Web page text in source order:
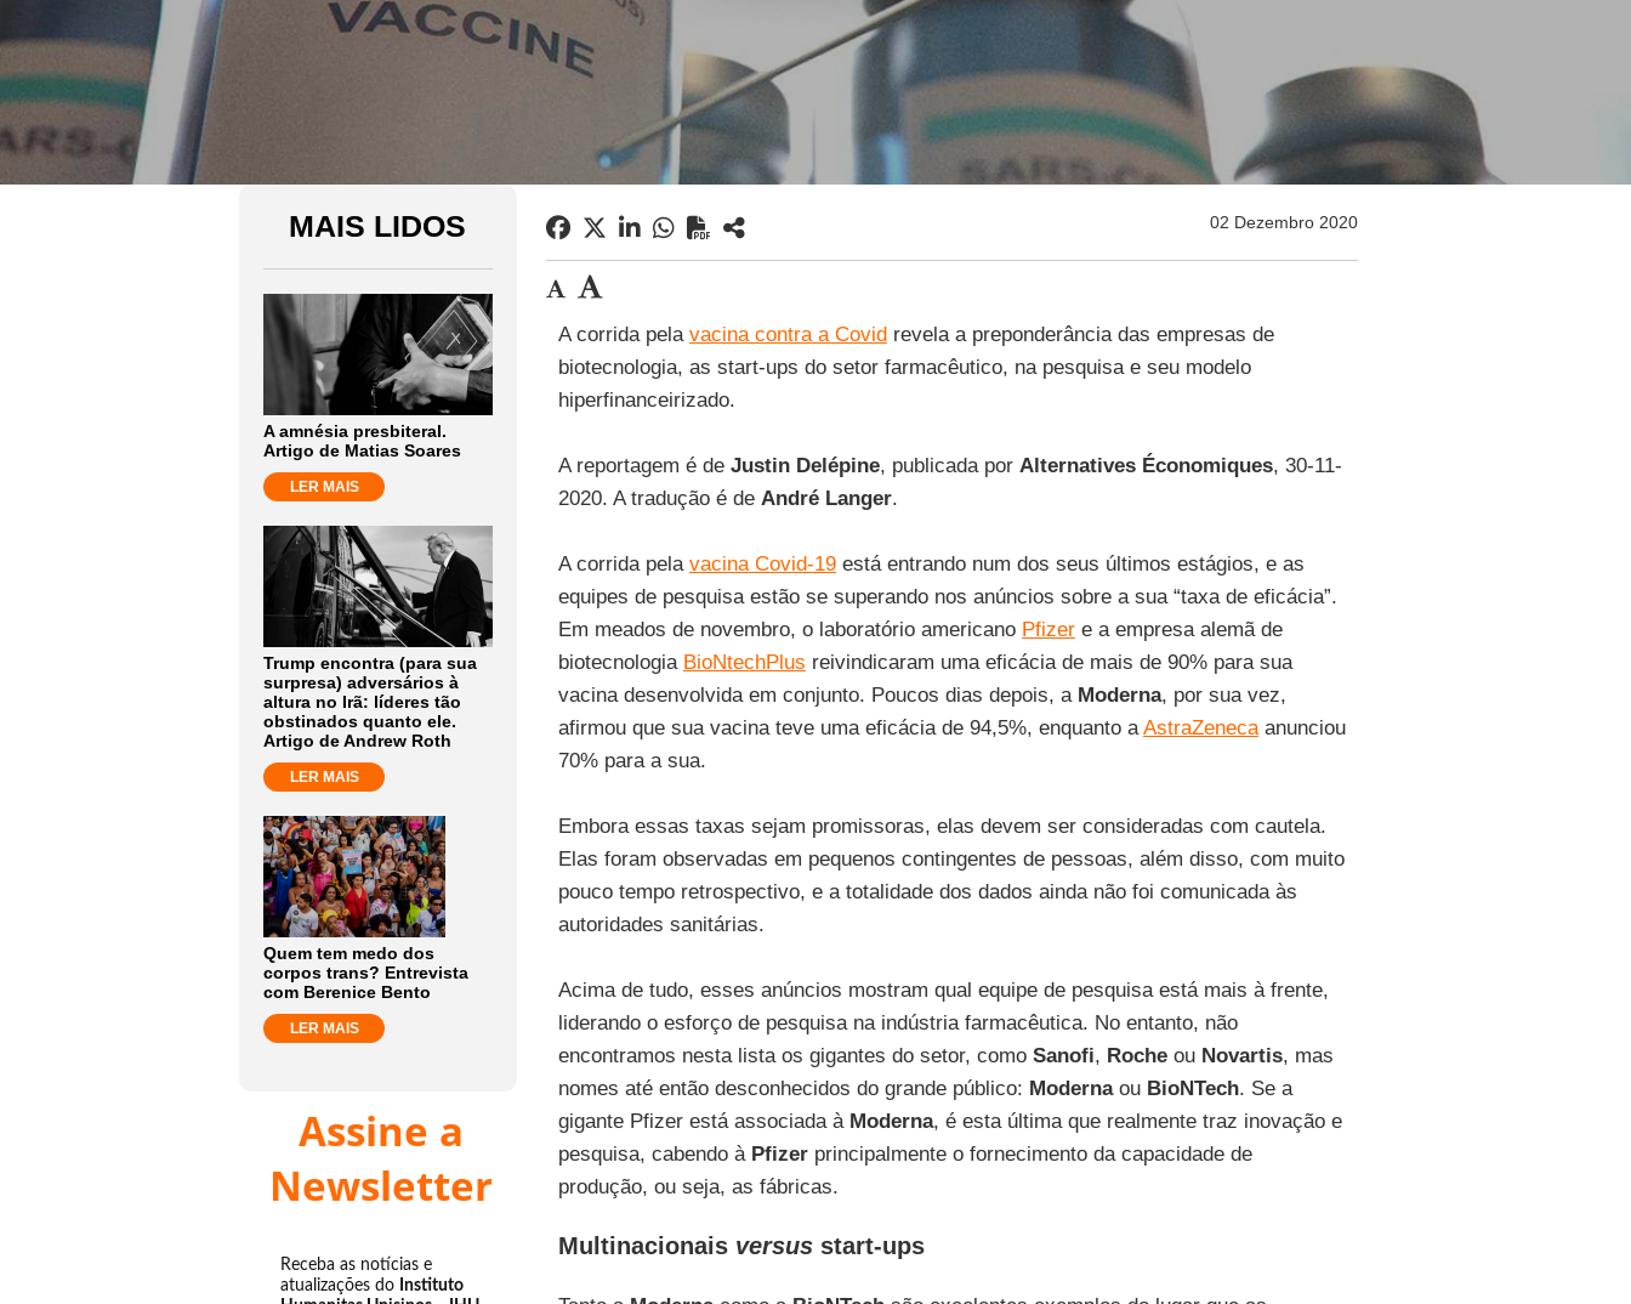
MAIS LIDOS
A amnésia presbiteral.
Artigo de Matias Soares
LER MAIS
Trump encontra (para sua
surpresa) adversários à
altura no Irã: líderes tão
obstinados quanto ele.
Artigo de Andrew Roth
LER MAIS
Quem tem medo dos
corpos trans? Entrevista
com Berenice Bento
LER MAIS
Assine a
Newsletter
Receba as notícias e
atualizações do Instituto
02 Dezembro 2020
A corrida pela vacina contra a Covidrevela a preponderância das empresas de
biotecnologia, as start-ups do setor farmacêutico, na pesquisa e seu modelo
hiperfinanceirizado.
A reportagem é de Justin Delépine, publicada por Alternatives Économiques, 30-11-
2020. A tradução é de André Langer.
A corrida pela vacina Covid-19está entrando num dos seus últimos estágios, e as
equipes de pesquisa estão se superando nos anúncios sobre a sua “taxa de eficácia”.
Em meados de novembro, o laboratório americano Pfizere a empresa alemã de
biotecnologia BioNtechPlus reivindicaram uma eficácia de mais de 90% para sua
vacina desenvolvida em conjunto. Poucos dias depois, a Moderna, por sua vez,
afirmou que sua vacina teve uma eficácia de 94,5%, enquanto aAstraZenecaanunciou
70% para a sua.
Embora essas taxas sejam promissoras, elas devem ser consideradas com cautela.
Elas foram observadas em pequenos contingentes de pessoas, além disso, com muito
pouco tempo retrospectivo, e a totalidade dos dados ainda não foi comunicada às
autoridades sanitárias.
Acima de tudo, esses anúncios mostram qual equipe de pesquisa está mais à frente,
liderando o esforço de pesquisa na indústria farmacêutica. No entanto, não
encontramos nesta lista os gigantes do setor, como Sanofi, Rocheou Novartis, mas
nomes até então desconhecidos do grande público: Modernaou BioNTech. Se a
gigante Pfizer está associada à Moderna, é esta última que realmente traz inovação e
pesquisa, cabendo à Pfizerprincipalmente o fornecimento da capacidade de
produção, ou seja, as fábricas.
Multinacionais versusstart-ups